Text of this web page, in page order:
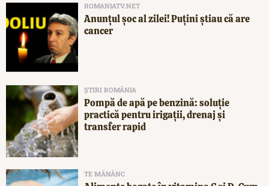
ROMANIATV.NET
Anunţul şoc al zilei! Puţini ştiau că are
cancer
ȘTIRI ROMÂNIA
Pompă de apă pe benzină: soluție
practică pentru irigații, drenaj și
transfer rapid
TE MĂNÂNC